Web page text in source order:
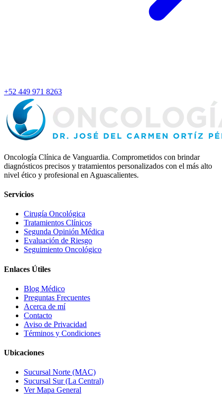
+52 449 971 8263
Oncología Clínica de Vanguardia. Comprometidos con brindar
diagnósticos precisos y tratamientos personalizados con el más alto
nivel ético y profesional en Aguascalientes.
Servicios
Cirugía Oncológica
Tratamientos Clínicos
Segunda Opinión Médica
Evaluación de Riesgo
Seguimiento Oncológico
Enlaces Útiles
Blog Médico
Preguntas Frecuentes
Acerca de mí
Contacto
Aviso de Privacidad
Términos y Condiciones
Ubicaciones
Sucursal Norte (MAC)
Sucursal Sur (La Central)
Ver Mapa General